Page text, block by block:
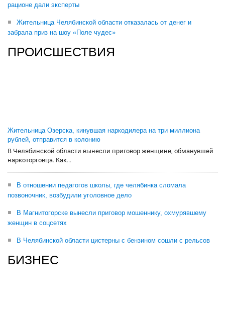
рационе дали эксперты
Жительница Челябинской области отказалась от денег и
забрала приз на шоу «Поле чудес»
ПРОИСШЕСТВИЯ
Жительница Озерска, кинувшая наркодилера на три миллиона
рублей, отправится в колонию
В Челябинской области вынесли приговор женщине, обманувшей
наркоторговца. Как...
В отношении педагогов школы, где челябинка сломала
позвоночник, возбудили уголовное дело
В Магнитогорске вынесли приговор мошеннику, охмурявшему
женщин в соцсетях
В Челябинской области цистерны с бензином сошли с рельсов
БИЗНЕС